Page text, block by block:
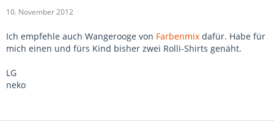
10. November 2012
Ich empfehle auch Wangerooge von Farbenmix dafür. Habe für
mich einen und fürs Kind bisher zwei Rolli-Shirts genäht.
LG
neko